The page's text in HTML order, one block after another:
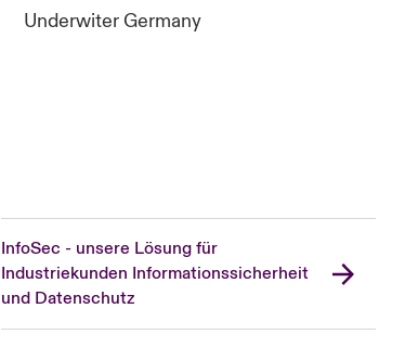
Underwiter Germany
InfoSec - unsere Lösung für
Industriekunden Informationssicherheit
und Datenschutz